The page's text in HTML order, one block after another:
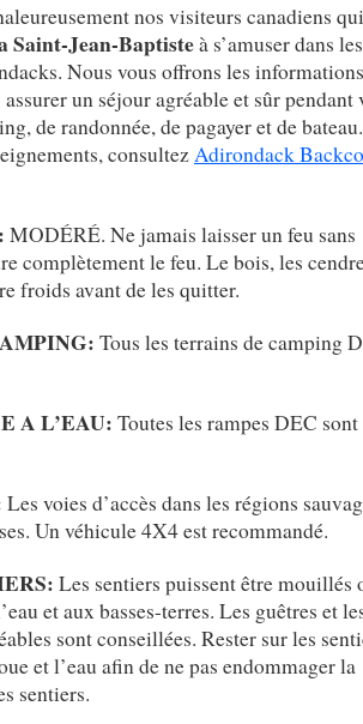
nos visiteurs canadiens qui
Saint-Jean-Baptisteà s’amuser dans
Nous vous offrons les informations
un séjour agréable et sûr pendant
de randonnée, de pagayer et de
consultezAdirondack
MODÉRÉ. Ne jamais laisser un feu sans
complètement le feu. Le bois, les
froids avant de les quitter.
Tous les terrains de camping
A L’EAU: Toutes les rampes DEC sont
Les voies d’accès dans les régions
Un véhicule 4X4 est recommandé.
Les sentiers puissent être mouillés
et aux basses-terres. Les guêtres et
sont conseillées. Rester sur les
et l’eau afin de ne pas endommager la
sentiers.